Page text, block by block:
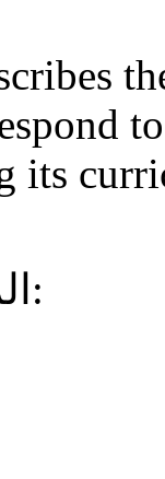
its
المؤلف / المؤلفة: